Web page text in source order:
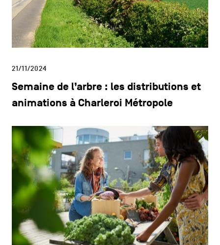
21/11/2024
Semaine de l’arbre : les distributions et
animations à Charleroi Métropole